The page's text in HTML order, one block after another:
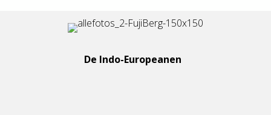
De Indo-Europeanen